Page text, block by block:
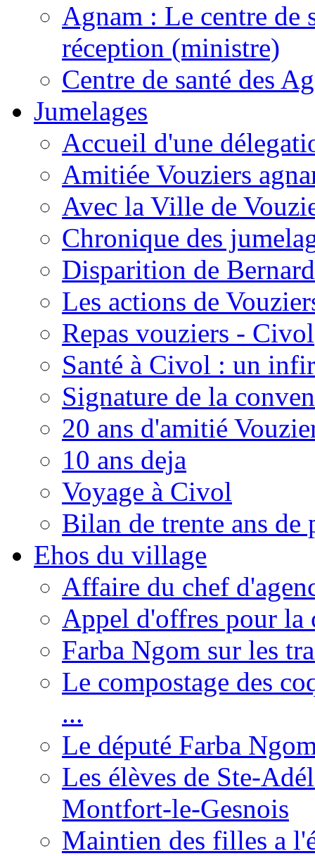
Agnam : Le centre de
réception (ministre)
Centre de santé des
Jumelages
Accueil d'une
Amitiée Vouziers
Avec la Ville de
Chronique des
Disparition de
Les actions de
Repas vouziers - Civol
Santé à Civol : un
Signature de la
20 ans d'amitié
10 ans deja
Voyage à Civol
Bilan de trente ans
Ehos du village
Affaire du chef
Appel d'offres pour la
Farba Ngom sur les
Le compostage des
...
Le député Farba
Les élèves de Ste-
Montfort-le-Gesnois
Maintien des filles a